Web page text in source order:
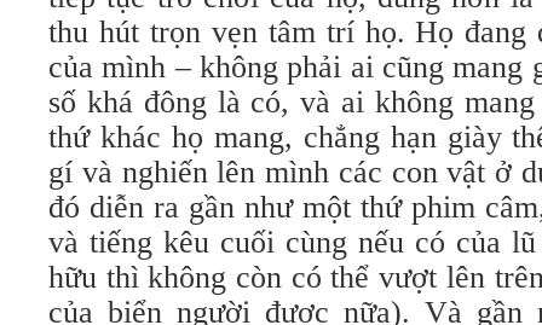
thu hút trọn vẹn tâm trí họ. Họ đang
của mình – không phải ai cũng mang
số khá đông là có, và ai không
thứ khác họ mang, chẳng hạn giày
gí và nghiến lên mình các con vật ở
đó diễn ra gần như một thứ phim
và tiếng kêu cuối cùng nếu có của
hữu thì không còn có thể vượt lên
của biển người được nữa). Và gần